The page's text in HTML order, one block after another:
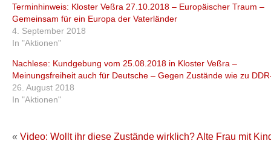
Terminhinweis: Kloster Veßra 27.10.2018 – Europäischer Traum –
Gemeinsam für ein Europa der Vaterländer
4. September 2018
In "Aktionen"
Nachlese: Kundgebung vom 25.08.2018 in Kloster Veßra –
Meinungsfreiheit auch für Deutsche – Gegen Zustände wie zu
26. August 2018
In "Aktionen"
« Video: Wollt ihr diese Zustände wirklich? Alte Frau mit